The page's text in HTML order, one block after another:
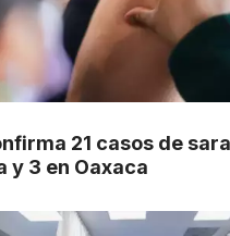
21 casos de
y 3 en Oaxaca